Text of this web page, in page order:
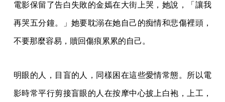
電影保留了告白失敗的金嫣在大街上哭，她說，「讓我
再哭五分鐘。」她要耽溺在她自己的痴情和悲傷裡頭，
不要那麼容易，贖回傷痕累累的自己。
明眼的人，目盲的人，同樣困在這些愛情常態。所以電
影時常平行剪接盲眼的人在按摩中心披上白袍，上工，